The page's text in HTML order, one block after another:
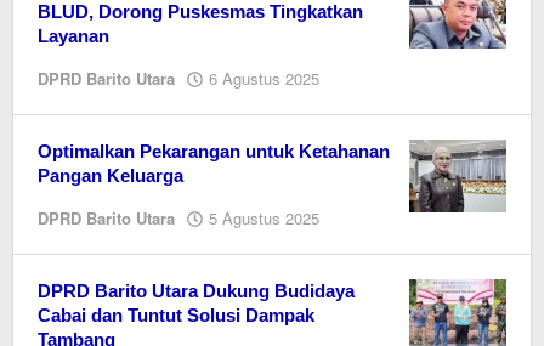
BLUD, Dorong Puskesmas Tingkatkan
Layanan
DPRD Barito Utara 6 Agustus 2025
Optimalkan Pekarangan untuk Ketahanan
Pangan Keluarga
DPRD Barito Utara 5 Agustus 2025
DPRD Barito Utara Dukung Budidaya
Cabai dan Tuntut Solusi Dampak
Tambang